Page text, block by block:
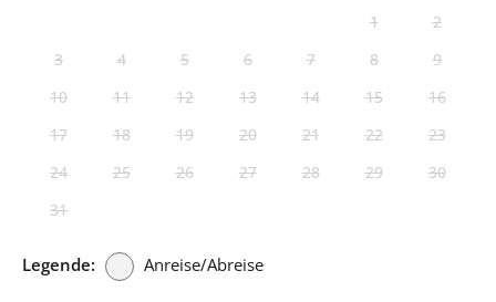
1
2
3
4 5 6 7 8
9
10
11 12 13 14 15
16
17
18 19 20 21 22
23
24
25 26 27 28 29
30
31
Legende: Anreise/Abreise